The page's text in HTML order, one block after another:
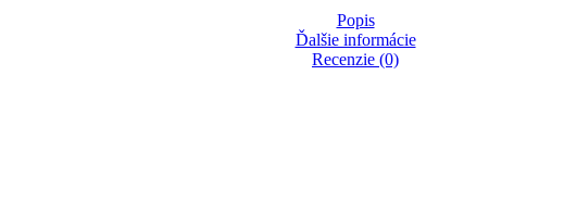
Popis
Ďalšie informácie
Recenzie (0)